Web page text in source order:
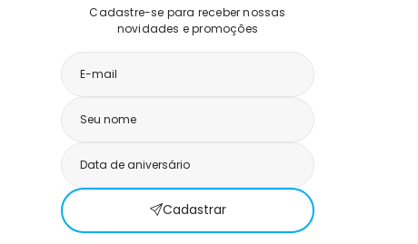
Cadastre-se para receber nossas
novidades e promoções
Cadastrar